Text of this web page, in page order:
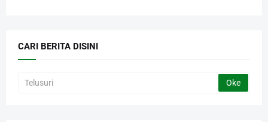
CARI BERITA DISINI